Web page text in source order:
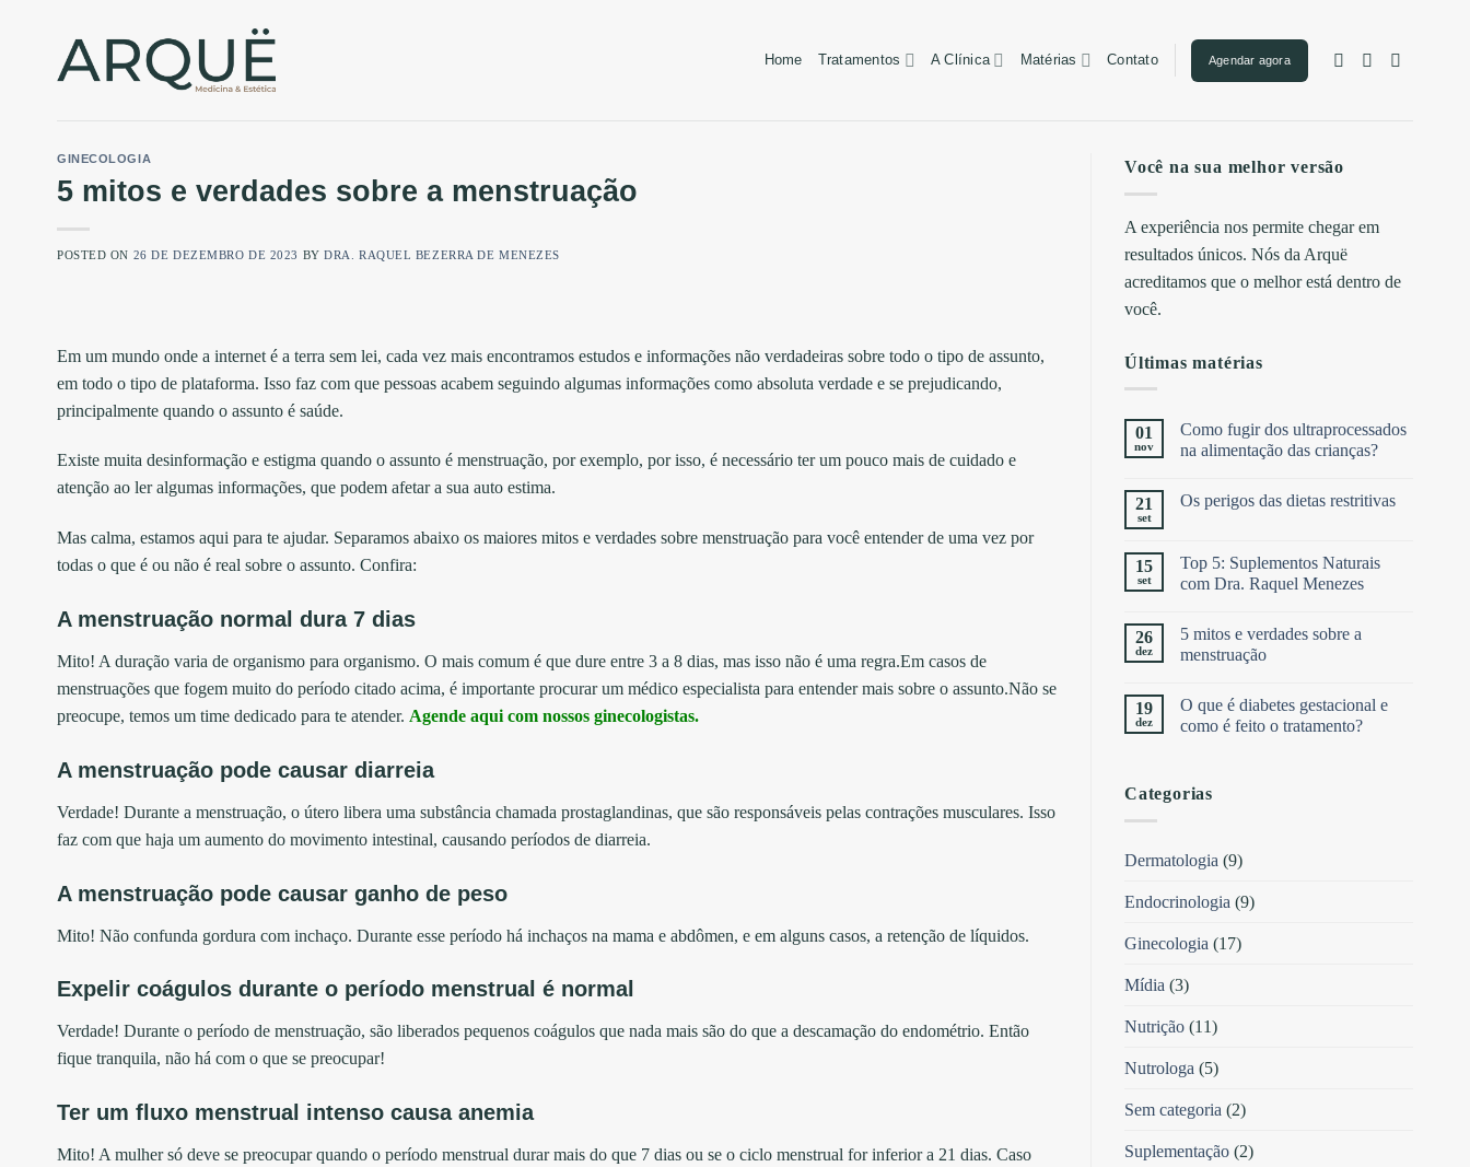
Home Tratamentos A Clínica Matérias Contato Agendar agora
GINECOLOGIA
5 mitos e verdades sobre a menstruação
POSTED ON 26 DE DEZEMBRO DE 2023 BYDRA. RAQUEL BEZERRA DE MENEZES
Em um mundo onde a internet é a terra sem lei, cada vez mais encontramos estudos e informações não verdadeiras sobre todo o tipo de assunto,
em todo o tipo de plataforma. Isso faz com que pessoas acabem seguindo algumas informações como absoluta verdade e se prejudicando,
principalmente quando o assunto é saúde.
Existe muita desinformação e estigma quando o assunto é menstruação, por exemplo, por isso, é necessário ter um pouco mais de cuidado e
atenção ao ler algumas informações, que podem afetar a sua auto estima.
Mas calma, estamos aqui para te ajudar. Separamos abaixo os maiores mitos e verdades sobre menstruação para você entender de uma vez por
todas o que é ou não é real sobre o assunto. Confira:
A menstruação normal dura 7 dias
Mito! A duração varia de organismo para organismo. O mais comum é que dure entre 3 a 8 dias, mas isso não é uma regra.Em casos de
menstruações que fogem muito do período citado acima, é importante procurar um médico especialista para entender mais sobre o assunto.Não se
preocupe, temos um time dedicado para te atender. Agende aqui com nossos ginecologistas.
A menstruação pode causar diarreia
Verdade! Durante a menstruação, o útero libera uma substância chamada prostaglandinas, que são responsáveis pelas contrações musculares. Isso
faz com que haja um aumento do movimento intestinal, causando períodos de diarreia.
A menstruação pode causar ganho de peso
Mito! Não confunda gordura com inchaço. Durante esse período há inchaços na mama e abdômen, e em alguns casos, a retenção de líquidos.
Expelir coágulos durante o período menstrual é normal
Verdade! Durante o período de menstruação, são liberados pequenos coágulos que nada mais são do que a descamação do endométrio. Então
fique tranquila, não há com o que se preocupar!
Ter um fluxo menstrual intenso causa anemia
Mito! A mulher só deve se preocupar quando o período menstrual durar mais do que 7 dias ou se o ciclo menstrual for inferior a 21 dias. Caso
Você na sua melhor versão
A experiência nos permite chegar em
resultados únicos. Nós da Arquë
acreditamos que o melhor está dentro de
você.
Últimas matérias
01
nov
Como fugir dos ultraprocessados
na alimentação das crianças?
21
set
Os perigos das dietas restritivas
15
set
Top 5: Suplementos Naturais
com Dra. Raquel Menezes
26
dez
5 mitos e verdades sobre a
menstruação
19
dez
O que é diabetes gestacional e
como é feito o tratamento?
Categorias
Dermatologia (9)
Endocrinologia (9)
Ginecologia (17)
Mídia (3)
Nutrição (11)
Nutrologa (5)
Sem categoria (2)
Suplementação (2)